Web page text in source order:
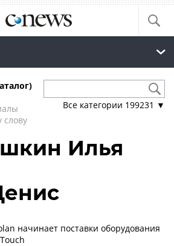
слову
Все категории 199231 ▼
Илья
начинает поставки оборудования